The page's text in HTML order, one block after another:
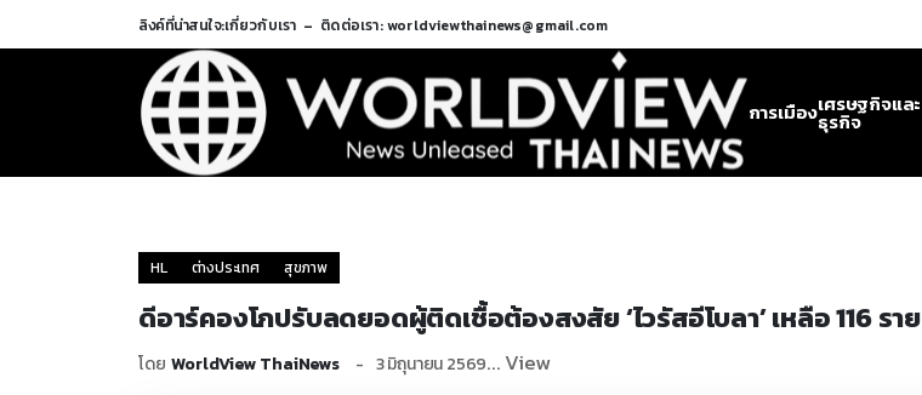
ลิงค์ที่น่าสนใจ:เกี่ยวกับเรา ติดต่อเรา: worldviewthainews@gmail.com
การเมืองเศรษฐกิจและ
ธุรกิจ
HL ต่างประเทศ สุขภาพ
ดีอาร์คองโกปรับลดยอดผู้ติดเชื้อต้องสงสัย ‘ไวรัสอีโบลา’ เหลือ 116 ราย
โดย WorldView ThaiNews 3 มิถุนายน 2569... View